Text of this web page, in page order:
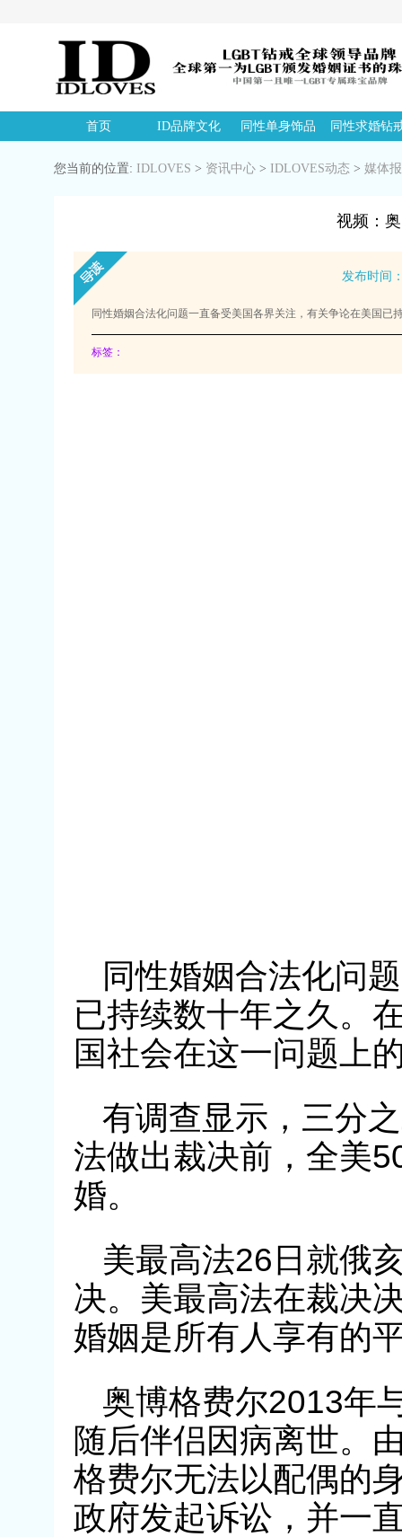
首页 ID品牌文化 同性单身饰品 同性求婚钻
您当前的位置: IDLOVES > 资讯中心 > IDLOVES动态 > 媒体
视频：
发布时间
同性婚姻合法化问题一直备受美国各界关注，有关争论在美国
标签：
同性婚姻合法化问
已持续数十年之久。
国社会在这一问题上
有调查显示，三分
法做出裁决前，全美
婚。
美最高法26日就俄
决。美最高法在裁决
婚姻是所有人享有的
奥博格费尔2013年
随后伴侣因病离世。
格费尔无法以配偶的
政府发起诉讼，并一